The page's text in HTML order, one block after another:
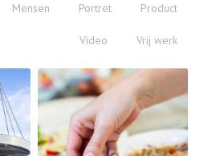
Mensen Portret Product
Video Vrij werk